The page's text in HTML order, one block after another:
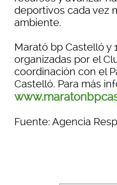
deportivos cada vez
ambiente.
Marató bp Castelló y
organizadas por el
coordinación con el
Castelló. Para más
Fuente: Agencia